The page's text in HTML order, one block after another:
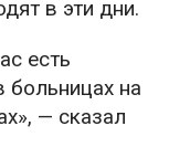
в эти дни.
есть
больницах на
— сказал